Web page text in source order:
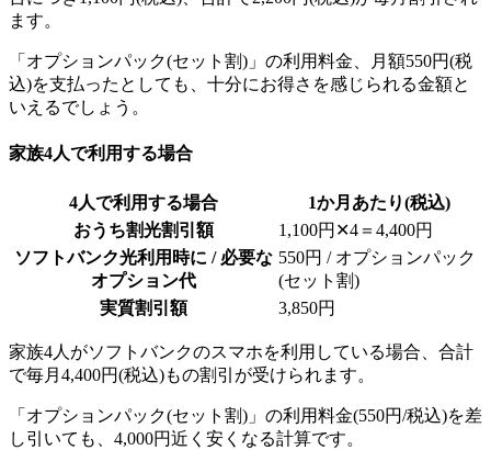
ます。
「オプションパック(セット割)」の利用料金、月額550円(税
込)を支払ったとしても、十分にお得さを感じられる金額と
いえるでしょう。
家族4人で利用する場合
4人で利用する場合
1か月あたり(税込)
おうち割光割引額
1,100円✕4＝4,400円
ソフトバンク光利用時に / 必要な
オプション代
550円 / オプションパック
(セット割)
実質割引額
3,850円
家族4人がソフトバンクのスマホを利用している場合、合計
で毎月4,400円(税込)もの割引が受けられます。
「オプションパック(セット割)」の利用料金(550円/税込)を差
し引いても、4,000円近く安くなる計算です。